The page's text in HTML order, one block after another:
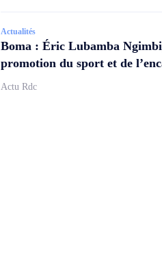
Actualités
Boma : Éric Lubamba
promotion du sport et de
Actu Rdc